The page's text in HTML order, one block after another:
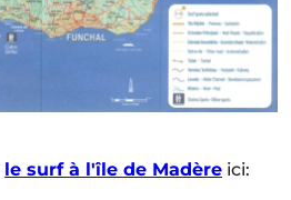
le surf à l'île de Madère ici: